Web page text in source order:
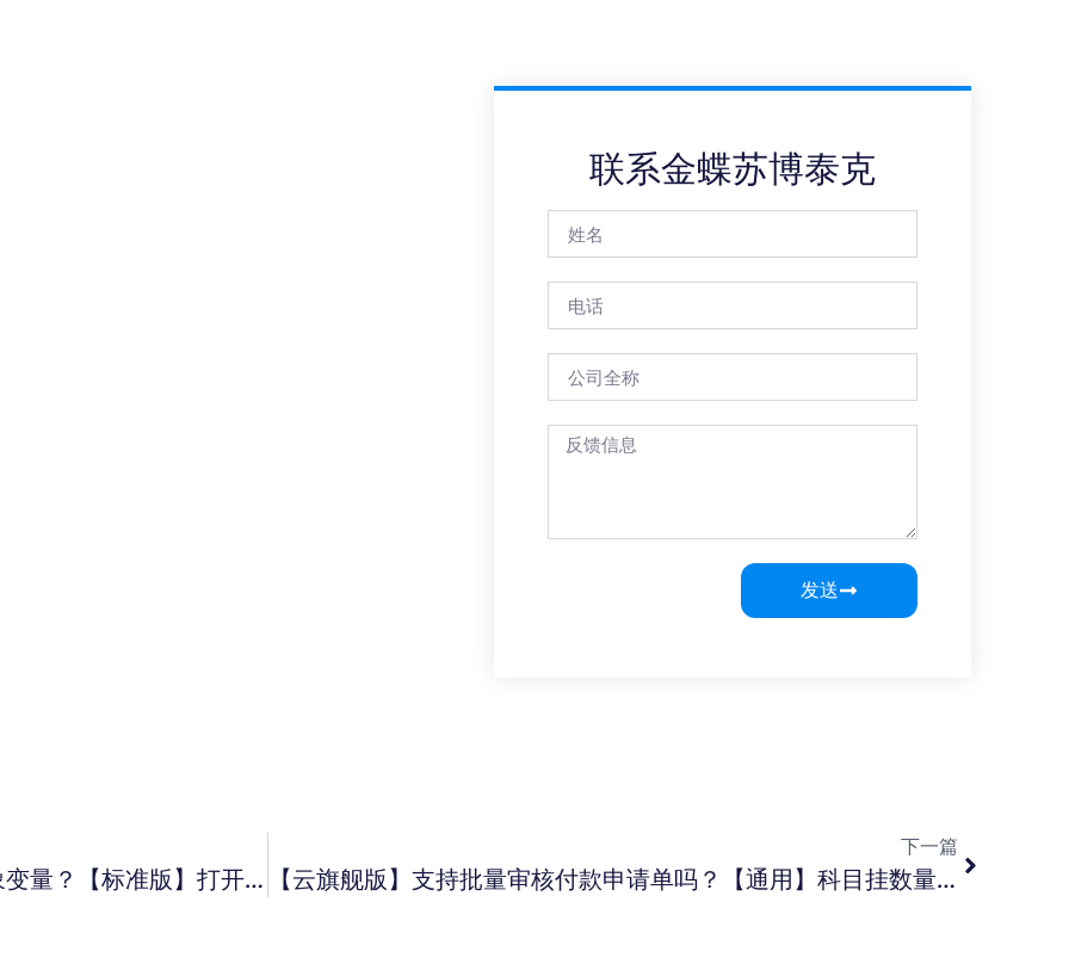
联系金蝶苏博泰克
发送
【旗舰版】采购订单引入提示未设置对象变量？【标准版】打开标准版加密服务器提示已有服务器正在运行， 不能再运行KISserver 服务器？【商贸版】升级到旗舰版， 期间怎么确认？
下一篇
【云旗舰版】支持批量审核付款申请单吗？【通用】科目挂数量金额辅助核算单价计算方法默认为加权平均， 可以修改吗？【商贸系列】凭证保存后没有跳到下一张新增空白凭证界面？